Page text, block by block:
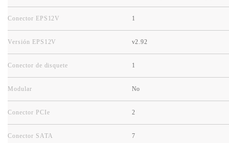
Conector EPS12V 1
Versión EPS12V v2.92
Conector de disquete 1
Modular No
Conector PCIe 2
Conector SATA 7